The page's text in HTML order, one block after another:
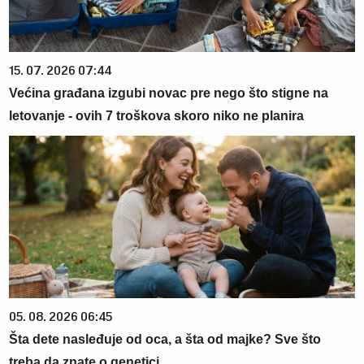
15. 07. 2026 07:44
Većina građana izgubi novac pre nego što stigne na
letovanje - ovih 7 troškova skoro niko ne planira
05. 08. 2026 06:45
Šta dete nasleđuje od oca, a šta od majke? Sve što